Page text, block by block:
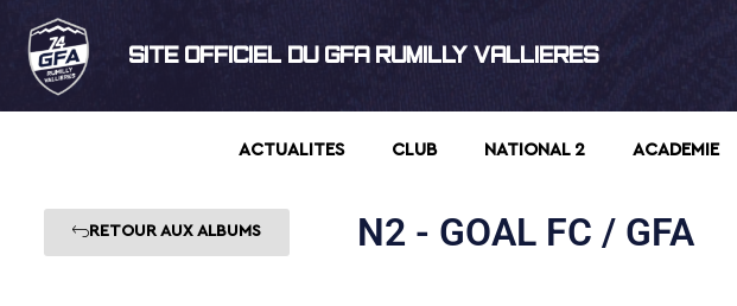
SITE OFFICIEL DU GFA RUMILLY VALLIERES
ACTUALITES CLUB NATIONAL 2 ACADEMIE
RETOUR AUX ALBUMS N2 - GOAL FC / GFA